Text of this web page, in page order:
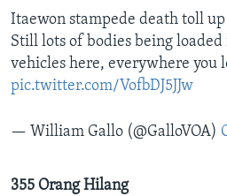
Itaewon stampede death toll up
Still lots of bodies being
vehicles here, everywhere you
pic.twitter.com/VofbDJ5JJw
— William Gallo (@GalloVOA)
355 Orang Hilang